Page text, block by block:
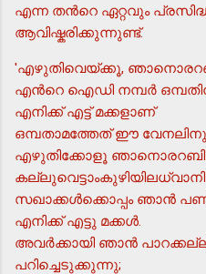
എന്ന തന്‍റെ ഏറ്റവും
ആവിഷ്കരിക്കുന്നുണ്ട്.
'എഴുതിവെയ്ക്കൂ,
എന്‍റെ ഐഡി നമ്പര്‍
എനിക്ക് എട്ട് മക്കളാണ്
ഒമ്പതാമത്തേത് ഈ വേനലിനു
എഴുതിക്കോളൂ
സഖാക്കള്‍ക്കൊപ്പം ഞാന്‍
എനിക്ക് എട്ടു മക്കള്‍.
അവര്‍ക്കായി ഞാന്‍
പറിച്ചെടുക്കുന്നു;